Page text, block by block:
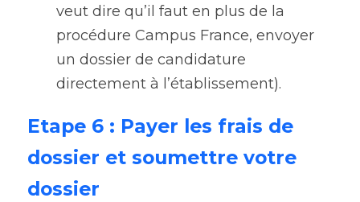
veut dire qu’il faut en plus de la
procédure Campus France, envoyer
un dossier de candidature
directement à l’établissement).
Etape 6 : Payer les frais de
dossier et soumettre votre
dossier